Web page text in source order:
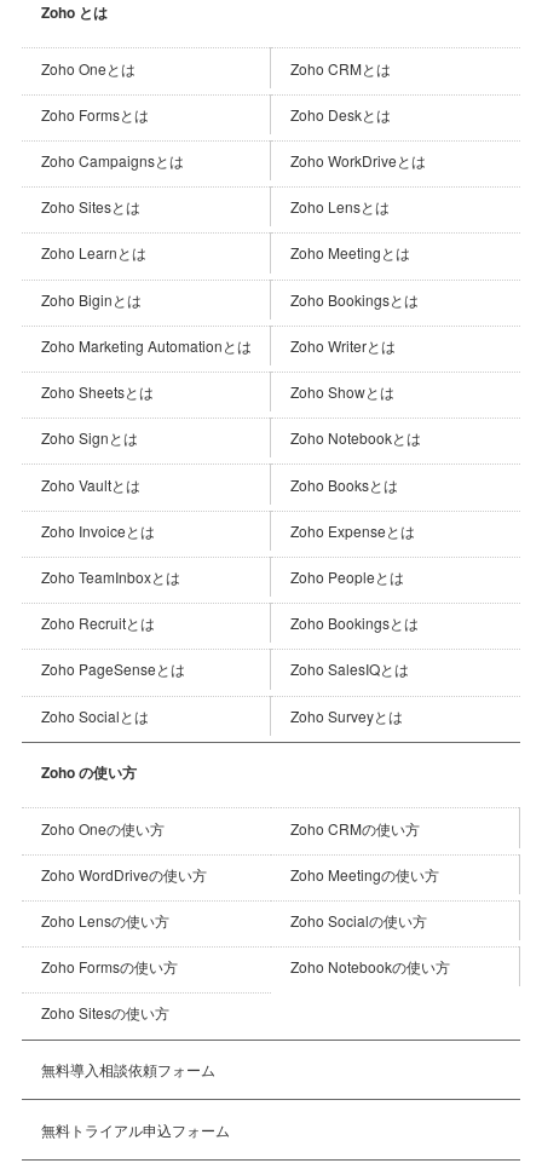
Zoho とは
Zoho Oneとは Zoho CRMとは
Zoho Formsとは Zoho Deskとは
Zoho Campaignsとは Zoho WorkDriveとは
Zoho Sitesとは Zoho Lensとは
Zoho Learnとは Zoho Meetingとは
Zoho Biginとは Zoho Bookingsとは
Zoho Marketing Automationとは Zoho Writerとは
Zoho Sheetsとは Zoho Showとは
Zoho Signとは Zoho Notebookとは
Zoho Vaultとは Zoho Booksとは
Zoho Invoiceとは Zoho Expenseとは
Zoho TeamInboxとは Zoho Peopleとは
Zoho Recruitとは Zoho Bookingsとは
Zoho PageSenseとは Zoho SalesIQとは
Zoho Socialとは Zoho Surveyとは
Zoho の使い方
Zoho Oneの使い方 Zoho CRMの使い方
Zoho WordDriveの使い方 Zoho Meetingの使い方
Zoho Lensの使い方 Zoho Socialの使い方
Zoho Formsの使い方 Zoho Notebookの使い方
Zoho Sitesの使い方
無料導入相談依頼フォーム
無料トライアル申込フォーム